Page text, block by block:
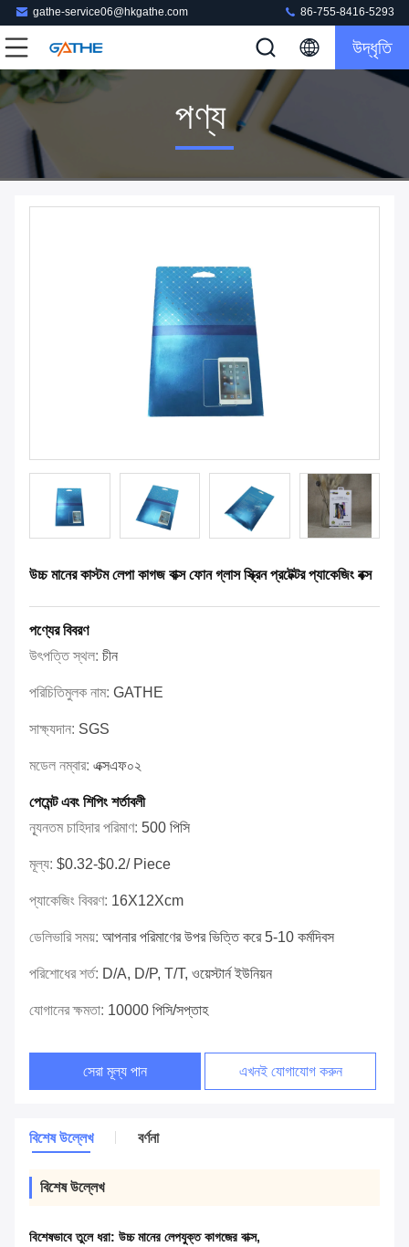
gathe-service06@hkgathe.com 86-755-8416-5293
উদ্ধৃতি
পণ্য
উচ্চ মানের কাস্টম লেপা কাগজ বাক্স ফোন গ্লাস স্ক্রিন প্রটেক্টর প্যাকেজিং বক্স
পণ্যের বিবরণ
উৎপত্তি স্থল: চীন
পরিচিতিমুলক নাম: GATHE
সাক্ষ্যদান: SGS
মডেল নম্বার: এক্সএফ০২
পেমেন্ট এবং শিপিং শর্তাবলী
ন্যূনতম চাহিদার পরিমাণ: 500 পিসি
মূল্য: $0.32-$0.2/ Piece
প্যাকেজিং বিবরণ: 16X12Xcm
ডেলিভারি সময়: আপনার পরিমাণের উপর ভিত্তি করে 5-10 কর্মদিবস
পরিশোধের শর্ত: D/A, D/P, T/T, ওয়েস্টার্ন ইউনিয়ন
যোগানের ক্ষমতা: 10000 পিসি/সপ্তাহ
সেরা মূল্য পান এখনই যোগাযোগ করুন
বিশেষ উল্লেখ বর্ণনা
বিশেষ উল্লেখ
বিশেষভাবে তুলে ধরা: উচ্চ মানের লেপযুক্ত কাগজের বাক্স,